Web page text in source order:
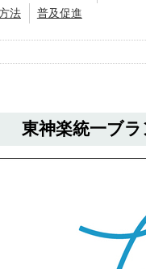
法
普及促進
東神楽統一ブ